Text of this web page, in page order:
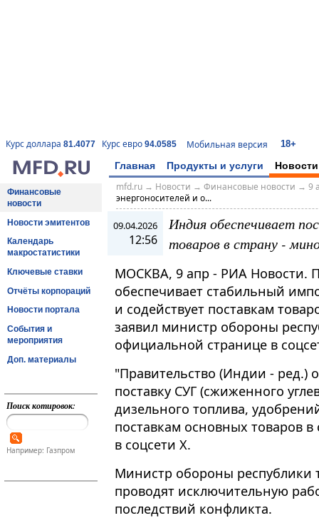
Курс доллара 81.4077 Курс евро 94.0585 Мобильная версия 18+
Главная Продукты и услуги Новости
Финансовые
новости
Новости эмитентов
Календарь
макростатистики
Ключевые ставки
Отчёты корпораций
Новости портала
События и
мероприятия
Доп. материалы
Поиск котировок:
Например: Газпром
mfd.ru→ Новости → Финансовые новости → 9
энергоносителей и о...
09.04.2026
12:56
Индия обеспечивает
товаров в страну -
МОСКВА, 9 апр - РИА Новости.
обеспечивает стабильный
и содействует поставкам
заявил министр обороны
официальной странице в
"Правительство (Индии - ред​​​.)
поставку СУГ (сжиженного
дизельного топлива,
поставкам основных товаров
в соцсети Х.
Министр обороны республики
проводят исключительную
последствий конфликта.